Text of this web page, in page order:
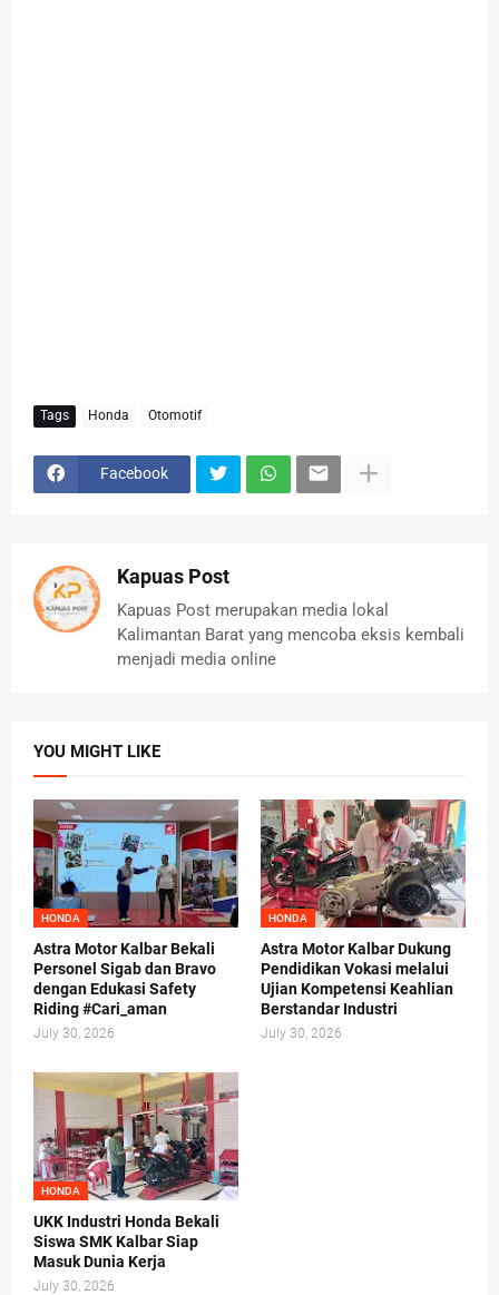
Tags Honda Otomotif
Facebook
Kapuas Post
Kapuas Post merupakan media lokal
Kalimantan Barat yang mencoba eksis kembali
menjadi media online
YOU MIGHT LIKE
HONDA
Astra Motor Kalbar Bekali
Personel Sigab dan Bravo
dengan Edukasi Safety
Riding #Cari_aman
July 30, 2026
HONDA
Astra Motor Kalbar Dukung
Pendidikan Vokasi melalui
Ujian Kompetensi Keahlian
Berstandar Industri
July 30, 2026
HONDA
UKK Industri Honda Bekali
Siswa SMK Kalbar Siap
Masuk Dunia Kerja
July 30, 2026